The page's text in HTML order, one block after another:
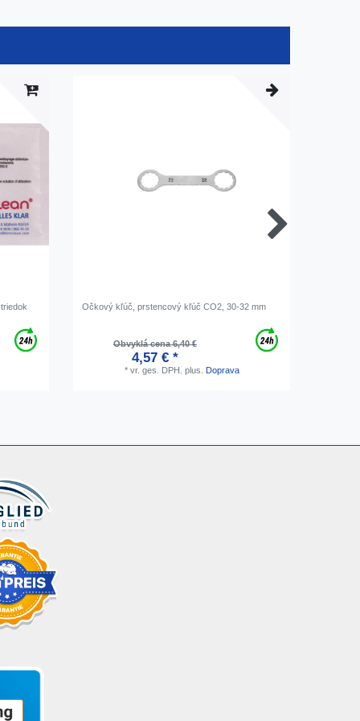
Očkový kľúč, prstencový kľúč CO2, 30-32 mm
Obvyklá cena 6,40 €
4,57 € *
* vr. ges. DPH. plus. Doprava